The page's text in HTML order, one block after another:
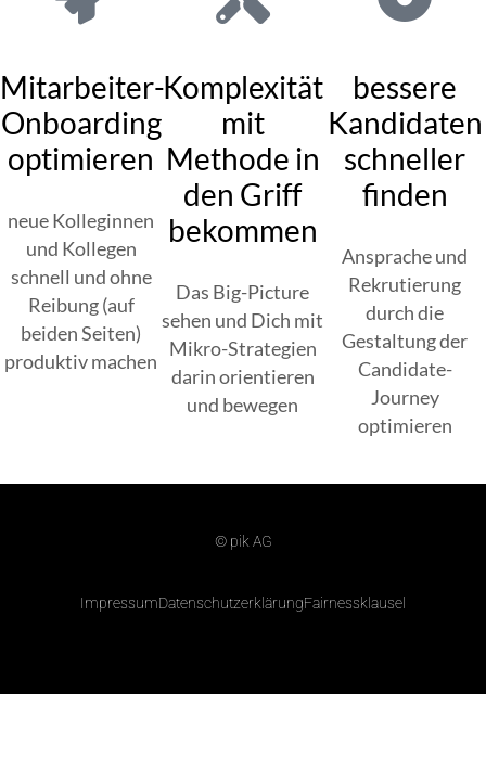
Mitarbeiter-
Onboarding
optimieren
neue Kolleginnen
und Kollegen
schnell und ohne
Reibung (auf
beiden Seiten)
produktiv machen
Komplexität
mit
Methode in
den Griff
bekommen
Das Big-Picture
sehen und Dich mit
Mikro-Strategien
darin orientieren
und bewegen
bessere
Kandidaten
schneller
finden
Ansprache und
Rekrutierung
durch die
Gestaltung der
Candidate-
Journey
optimieren
© pik AG
ImpressumDatenschutzerklärungFairnessklausel